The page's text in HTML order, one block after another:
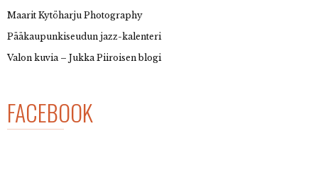
Maarit Kytöharju Photography
Pääkaupunkiseudun jazz-kalenteri
Valon kuvia – Jukka Piiroisen blogi
FACEBOOK